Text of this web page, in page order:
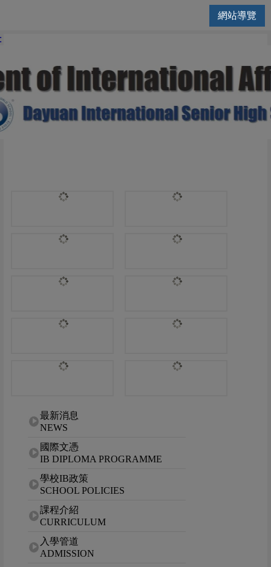
網站導覽
網站選單最新消息
NEWS
國際文憑
IB DIPLOMA PROGRAMME
學校IB政策
SCHOOL POLICIES
課程介紹
CURRICULUM
入學管道
ADMISSION